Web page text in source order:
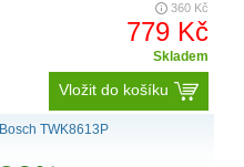
360 Kč
779 Kč
Skladem
Vložit do košíku
Bosch TWK8613P